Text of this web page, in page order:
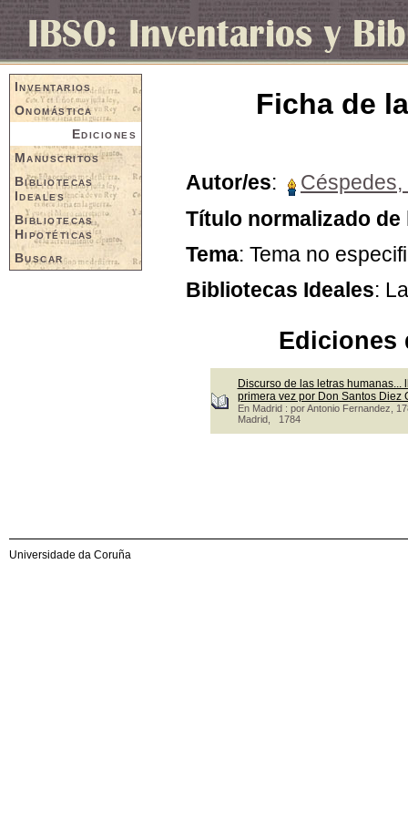
Inventarios
Onomástica
Ediciones
Manuscritos
Bibliotecas
Ideales
Bibliotecas
Hipotéticas
Buscar
Ficha de
Autor/es:
Título normalizado de
Tema: Tema no
Bibliotecas Ideales:
Ediciones
Discurso de las letras humanas...
primera vez por Don Santos Diez
En Madrid : por Antonio Fernandez,
Madrid, 1784
Universidade da Coruña